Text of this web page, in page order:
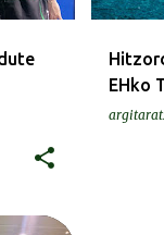
EHko